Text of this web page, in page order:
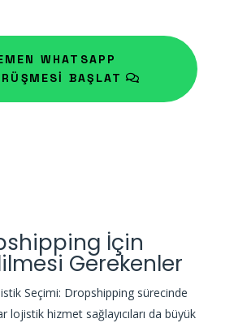
WHATSAPP
BAŞLAT
İçin
Gerekenler
Seçimi: Dropshipping sürecinde
lojistik hizmet sağlayıcıları da büyük